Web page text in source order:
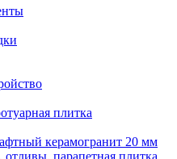
плитка
керамогранит 20 мм
парапетная плитка